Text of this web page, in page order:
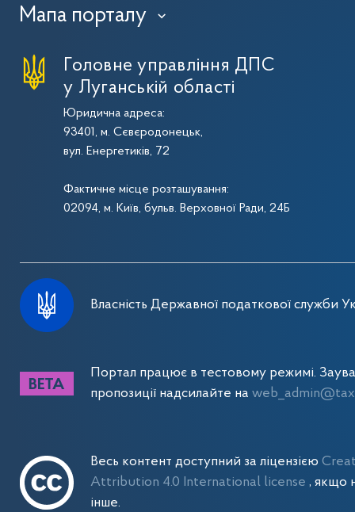
Мапа порталу ›
Головне управління ДПС
у Луганській області
Юридична адреса:
93401, м. Сєвєродонецьк,
вул. Енергетиків, 72
Фактичне місце розташування:
02094, м. Київ, бульв. Верховної Ради, 24Б
Власність Державної податкової служби
Портал працює в тестовому режимі.
пропозиції надсилайте на
Весь контент доступний за ліцензією
Attribution 4.0 International license, якщо
інше.